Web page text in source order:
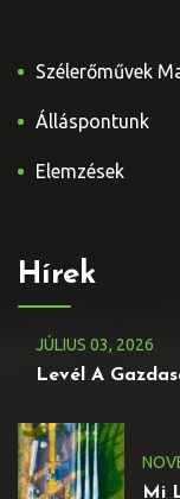
Szélerőművek
Álláspontunk
Elemzések
Hírek
JÚLIUS 03, 2026
Levél A
Mi